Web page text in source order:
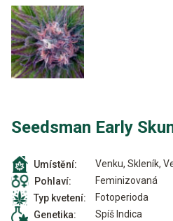
Seedsman Early
Umístění:
Venku, Skleník,
Pohlaví:
Feminizovaná
Typ kvetení:
Fotoperioda
Genetika:
Spíš Indica